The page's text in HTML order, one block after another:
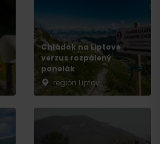
Chládok na Liptove
verzus rozpálený
panelák
región Liptov